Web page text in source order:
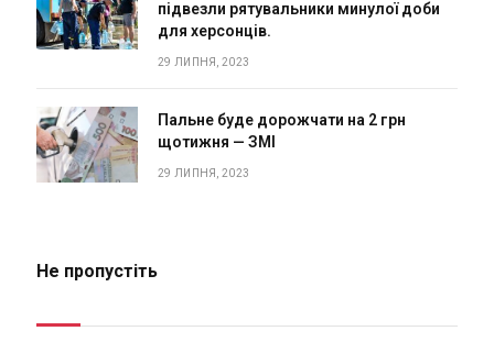
підвезли рятувальники минулої доби
для херсонців.
29 ЛИПНЯ, 2023
Пальне буде дорожчати на 2 грн
щотижня — ЗМІ
29 ЛИПНЯ, 2023
Не пропустіть